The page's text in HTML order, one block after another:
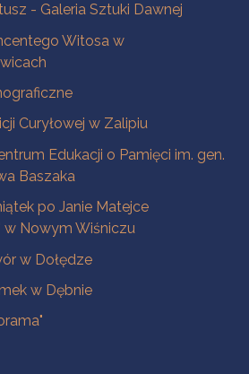
- Galeria Sztuki Dawnej
Witosa w
Curyłowej w Zalipiu
Edukacji o Pamięci im. gen.
Baszaka
po Janie Matejce
w Nowym Wiśniczu
w Dołędze
w Dębnie